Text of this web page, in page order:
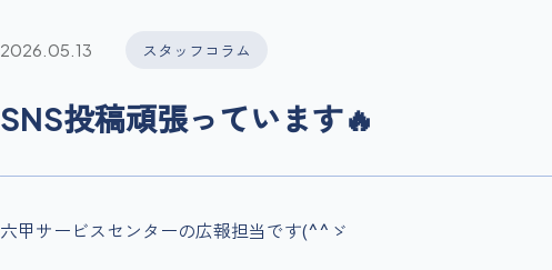
2026.05.13 スタッフコラム
SNS投稿頑張っています🔥
六甲サービスセンターの広報担当です(^^ゞ